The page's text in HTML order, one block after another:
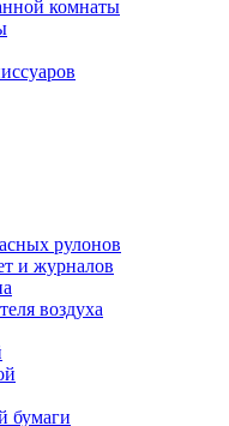
комнаты
рулонов
и журналов
воздуха
бумаги